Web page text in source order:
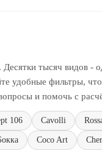
тысяч видов -
удобные фильтры,
и помочь с
106 Cavolli
Coco Art